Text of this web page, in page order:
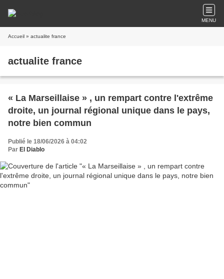
MENU
Accueil » actualite france
actualite france
« La Marseillaise » , un rempart contre l'extrême
droite, un journal régional unique dans le pays,
notre bien commun
Publié le 18/06/2026 à 04:02
Par El Diablo